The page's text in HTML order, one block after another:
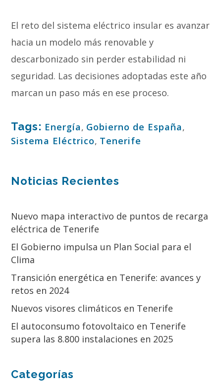
El reto del sistema eléctrico insular es avanzar
hacia un modelo más renovable y
descarbonizado sin perder estabilidad ni
seguridad. Las decisiones adoptadas este año
marcan un paso más en ese proceso.
Tags: Energía, Gobierno de España,
Sistema Eléctrico, Tenerife
Noticias Recientes
Nuevo mapa interactivo de puntos de recarga
eléctrica de Tenerife
El Gobierno impulsa un Plan Social para el
Clima
Transición energética en Tenerife: avances y
retos en 2024
Nuevos visores climáticos en Tenerife
El autoconsumo fotovoltaico en Tenerife
supera las 8.800 instalaciones en 2025
Categorías